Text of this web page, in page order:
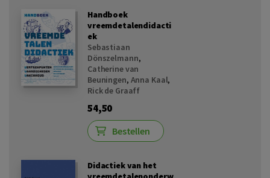
Handboek
vreemdetalendidacti
ek
Sebastiaan
Dönszelmann,
Catherine van
Beuningen, Anna Kaal,
Rick de Graaff
54,50
Bestellen
Didactiek van het